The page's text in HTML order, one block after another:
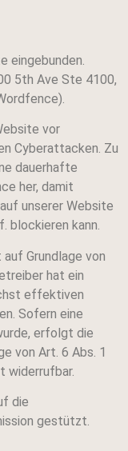
eingebunden.
5th Ave Ste 4100,
vor
Cyberattacken. Zu
dauerhafte
her, damit
unserer Website
blockieren kann.
Grundlage von
hat ein
effektiven
Sofern eine
erfolgt die
von Art. 6 Abs. 1
widerrufbar.
die
gestützt.